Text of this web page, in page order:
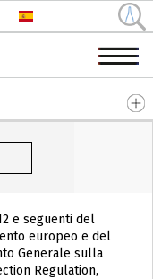
e seguenti del
europeo e del
Generale sulla
Regulation,